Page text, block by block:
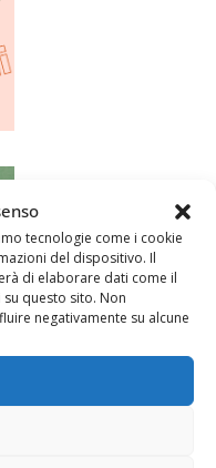
tecnologie come i cookie
del dispositivo. Il
di elaborare dati come il
questo sito. Non
negativamente su alcune